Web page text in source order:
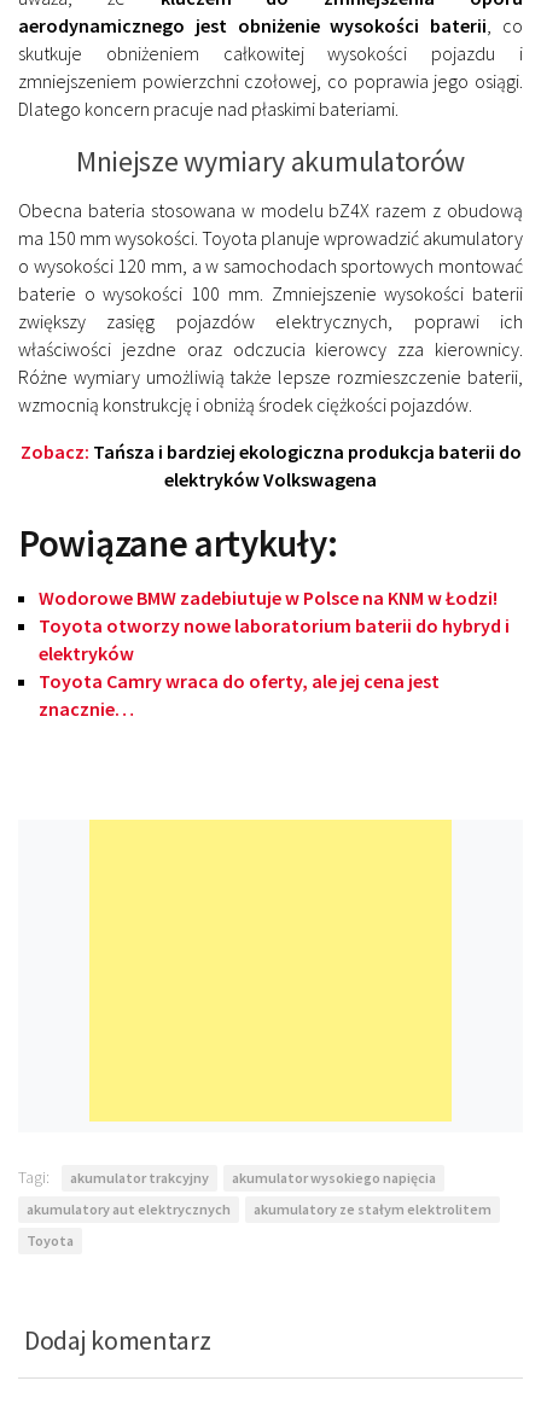
aerodynamicznego jest obniżenie wysokości baterii, co
skutkuje obniżeniem całkowitej wysokości pojazdu i
zmniejszeniem powierzchni czołowej, co poprawia jego osiągi.
Dlatego koncern pracuje nad płaskimi bateriami.
Mniejsze wymiary akumulatorów
Obecna bateria stosowana w modelu bZ4X razem z obudową
ma 150 mm wysokości. Toyota planuje wprowadzić akumulatory
o wysokości 120 mm, a w samochodach sportowych montować
baterie o wysokości 100 mm. Zmniejszenie wysokości baterii
zwiększy zasięg pojazdów elektrycznych, poprawi ich
właściwości jezdne oraz odczucia kierowcy zza kierownicy.
Różne wymiary umożliwią także lepsze rozmieszczenie baterii,
wzmocnią konstrukcję i obniżą środek ciężkości pojazdów.
Zobacz: Tańsza i bardziej ekologiczna produkcja baterii do
elektryków Volkswagena
Powiązane artykuły:
Wodorowe BMW zadebiutuje w Polsce na KNM w Łodzi!
Toyota otworzy nowe laboratorium baterii do hybryd i
elektryków
Toyota Camry wraca do oferty, ale jej cena jest
znacznie…
Tagi: akumulator trakcyjny
akumulator wysokiego napięcia
akumulatory aut elektrycznych
akumulatory ze stałym elektrolitem
Toyota
Dodaj komentarz